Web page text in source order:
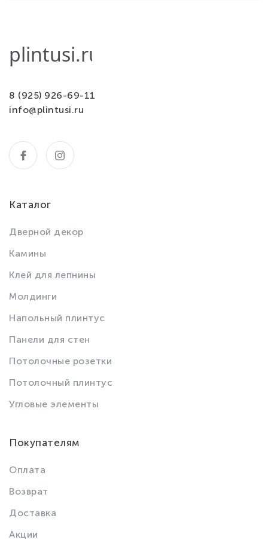
8 (925) 926-69-11
info@plintusi.ru
Каталог
Дверной декор
Камины
Клей для лепнины
Молдинги
Напольный плинтус
Панели для стен
Потолочные розетки
Потолочный плинтус
Угловые элементы
Покупателям
Оплата
Возврат
Доставка
Акции